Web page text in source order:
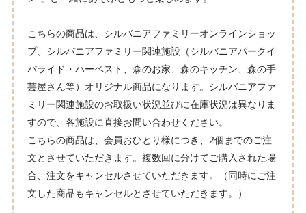
こちらの商品は、シルバニアファミリーオンラインショッ
プ、シルバニアファミリー関連施設（シルバニアパークイ
バライド・ハーベスト、森のお家、森のキッチン、森の手
芸屋さん等）オリジナル商品になります。シルバニアファ
ミリー関連施設のお取扱い状況並びに在庫状況は異なりま
すので、各施設に直接お問い合わせください。
こちらの商品は、会員おひとり様につき、2個までのご注
文とさせていただきます。複数回に分けてご購入された場
合、注文をキャンセルさせていただきます。（同時にご注
文した商品もキャンセルとさせていただきます。）